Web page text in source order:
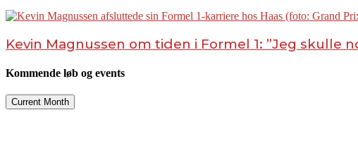
Kevin Magnussen om tiden i Formel 1: ”Jeg skulle
Kommende løb og events
Current Month